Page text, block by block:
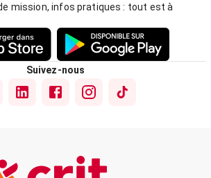
mission, infos pratiques : tout est à
Suivez-nous